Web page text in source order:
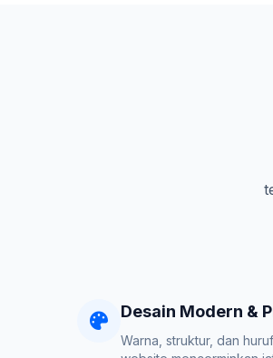
Desain Modern &
Warna, struktur, dan